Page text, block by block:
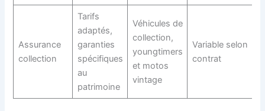
Assurance
collection
Tarifs
adaptés,
garanties
spécifiques
au
patrimoine
Véhicules de
collection,
youngtimers
et motos
vintage
Variable selon
contrat